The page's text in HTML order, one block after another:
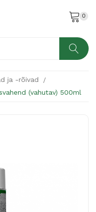
0
ja -rõivad
(vahutav) 500ml